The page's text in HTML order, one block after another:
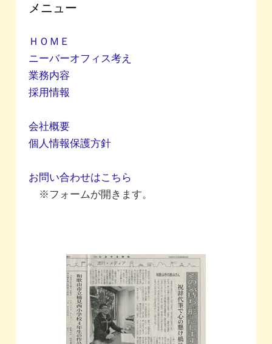
メニュー
ＨＯＭＥ
ニーバーオフィス考え
業務内容
採用情報
会社概要
個人情報保護方針
お問い合わせはこちら
※フォームが開きます。